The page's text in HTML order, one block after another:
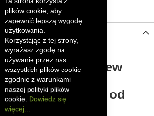
plików cookie, aby
zapewnić lepszą wygodę
użytkowania.
Korzystając z tej strony,
wyrażasz zgodę na
używanie przez nas
wszystkich plików cookie
zgodnie z warunkami
naszej polityki plików
cookie. Dowiedz się
więcej...
ciągnika New
Blue Power
w skali 1:32 od